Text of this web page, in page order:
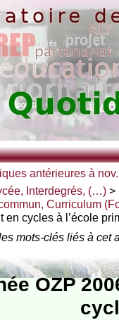
antérieures à
Interdegrés, (…)>
Curriculum
en cycles à l’école
mots-clés liés à cet
OZP